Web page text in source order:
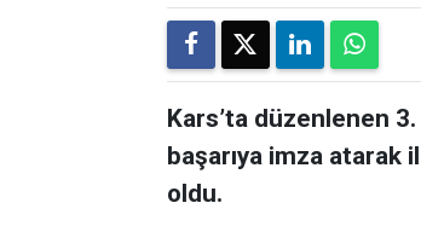
Kars’ta düzenlenen 3.
başarıya imza atarak
oldu.